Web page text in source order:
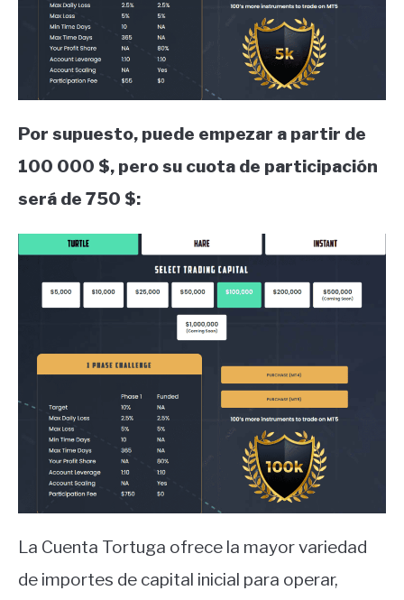
Por supuesto, puede empezar a partir de
100 000 $, pero su cuota de participación
será de 750 $:
La Cuenta Tortuga ofrece la mayor variedad
de importes de capital inicial para operar,